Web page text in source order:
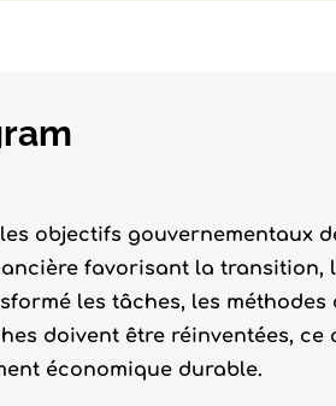
objectifs gouvernementaux
favorisant la
les tâches, les
doivent être réinventées,
économique durable.